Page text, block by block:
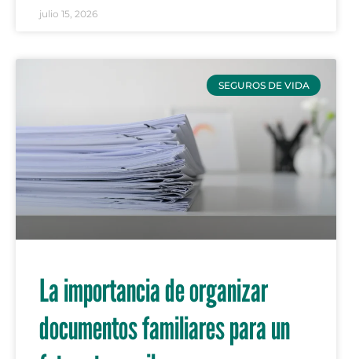
julio 15, 2026
SEGUROS DE VIDA
La importancia de organizar
documentos familiares para un